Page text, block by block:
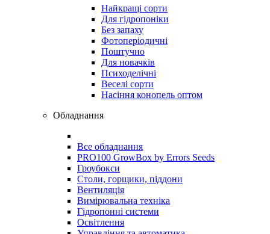
Найкращі сорти
Для гідропоніки
Без запаху
Фотоперіодичні
Поштучно
Для новачків
Психоделічні
Веселі сорти
Насіння конопель оптом
Обладнання
Все обладнання
PRO100 GrowBox by Errors Seeds
Гроубокси
Столи, горщики, піддони
Вентиляція
Вимірювальна техніка
Гідропонні системи
Освітлення